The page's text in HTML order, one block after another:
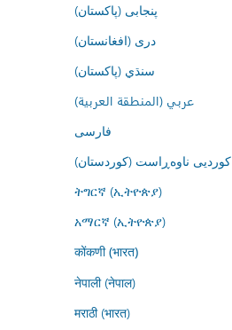
پنجابی (پاکستان)
درى (افغانستان)
سنڌي (پاکستان)
عربي (المنطقة العربية)
فارسى
کوردیی ناوەڕاست (کوردستان)
ትግርኛ (ኢትዮጵያ)
አማርኛ (ኢትዮጵያ)
कोंकणी (भारत)
नेपाली (नेपाल)
मराठी (भारत)